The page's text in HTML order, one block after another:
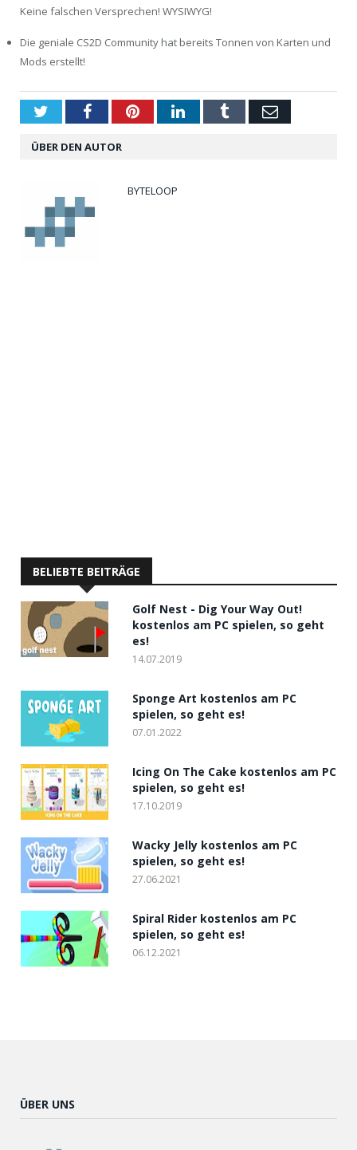
Keine falschen Versprechen! WYSIWYG!
Die geniale CS2D Community hat bereits Tonnen von Karten und
Mods erstellt!
TwitterFacebookPinterestLinkedInTumblrEmail
ÜBER DEN AUTOR
BYTELOOP
BELIEBTE BEITRÄGE
Golf Nest - Dig Your Way Out!
kostenlos am PC spielen, so geht
es!
14.07.2019
Sponge Art kostenlos am PC
spielen, so geht es!
07.01.2022
Icing On The Cake kostenlos am PC
spielen, so geht es!
17.10.2019
Wacky Jelly kostenlos am PC
spielen, so geht es!
27.06.2021
Spiral Rider kostenlos am PC
spielen, so geht es!
06.12.2021
ÜBER UNS